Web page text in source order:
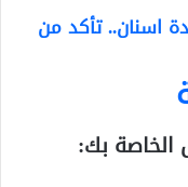
اسنان.. تأكد من
الخاصة بك: